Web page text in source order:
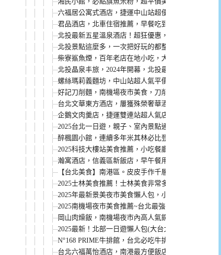
六福居公寓式酒店，捷運中山站超便利可以停車的住
君品酒店，北車住宿推薦，早餐吃到12點，還有台北
北投最新五星溫泉酒店！超狂優惠，第三、四人真的
北投景點這麼多，一次把好玩的都整理給你喔！
柴寮鯊魚煙，百年老店在地小吃，大龍峒市場必吃美
北投晶泉丰旅，2024年開幕，北投最新五星溫泉飯店
螺絲瑪莉義麵坊，中山站超人氣平價義大利麵，點餐
好記刀削麵，南機場夜市美食，刀削麵、炒餅、小菜
台北文華東方酒店，屢獲殊榮奢華酒店！
企鵝文肉羹店，捷運雙連站超人氣店家，30多年老店
2025台北一日遊，親子、室內景點通通有，搭捷運就
醉楓園小館，連續多年米其林必比登推介。必點菜單
2025科技大樓站美食推薦，小吃餐廳都有
瀚寓酒店，信義區新飯店，早午餐用餐空間美，買一
【台北美食】南港區。皮皮手作千層蛋糕 後山埤站
2025士林美食推薦！士林美食非常多，搭捷運到士林
2025年最新景美夜市美食懶人包，小吃、餐廳都有，
2025南機場夜市美食推薦~台北最強夜市，得吃好幾
岡山肉燥飯，南機場夜市內高人氣銅板美食，只有白
2025最新！北部一日遊懶人包(大台北、桃園、新竹
N°168 PRIME牛排館，台北必吃牛排之一，捷運忠孝
台北六福萬怡酒店，南港最方便飯店。捷運高鐵就能